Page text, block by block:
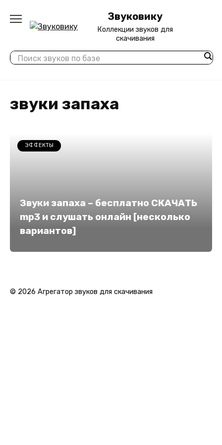
содержанию
Звуковику
Коллекции звуков для
скачивания
звуки запаха
ЭФФЕКТЫ
Звуки запаха – бесплатно СКАЧАТЬ
mp3 и слушать онлайн [несколько
вариантов]
© 2026 Агрегатор звуков для скачивания